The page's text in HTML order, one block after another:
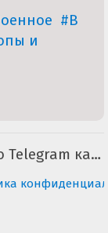
#В
и
© 2026 Tgvse — каталог и поиск по Telegram каналам (неофициальный). По всем вопросам пишите на tgvse.ru@gmail.com